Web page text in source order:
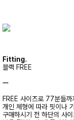
Fitting.
블랙 FREE
ㅡ
FREE 사이즈로 77분들까
개인 체형에 따라 핏이나
구매하시기 전 하단의 사